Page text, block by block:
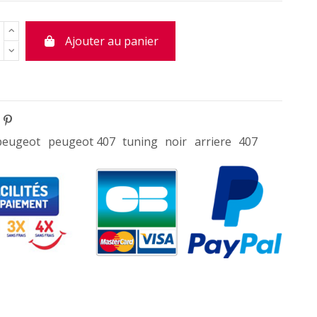
Ajouter au panier
peugeot 407 tuning noir arriere 407